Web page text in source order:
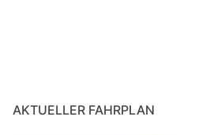
AKTUELLER FAHRPLAN